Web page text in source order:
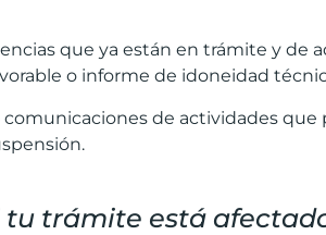
que ya están en trámite y
o informe de idoneidad
de actividades
tu trámite está